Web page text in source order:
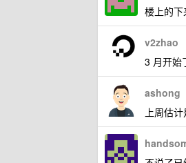
楼上的下
v2zhao
3 月开始
ashong
上周估